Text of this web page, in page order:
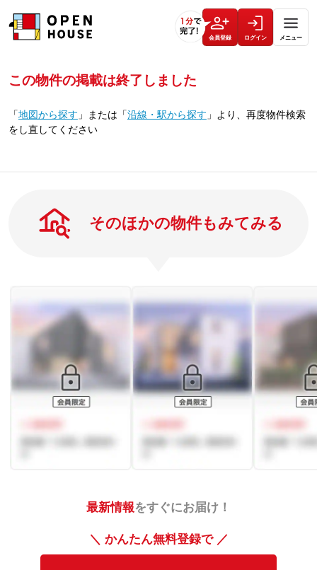
会員登録 ログイン メニュー
この物件の掲載は終了しました
「地図から探す 」 または 「沿線・駅から探す 」 より、再度物件検索
をし直してください
そのほかの物件もみてみる
最新情報をすぐにお届け！
＼ かんたん無料登録で ／